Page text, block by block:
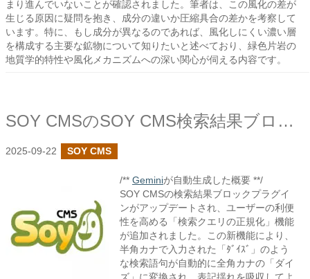
まり進んでいないことが確認されました。筆者は、この風化の差が
生じる原因に疑問を抱き、成分の違いか圧縮具合の差かを考察して
います。特に、もし成分が異なるのであれば、風化しにくい濃い層
を構成する主要な鉱物について知りたいと述べており、緑色片岩の
地質学的特性や風化メカニズムへの深い関心が伺える内容です。
SOY CMSのSOY CMS検索結果ブロックプラグインで検索クエリの正規化を追加しました
2025-09-22 SOY CMS
/** Geminiが自動生成した概要 **/
SOY CMSの検索結果ブロックプラグイ
ンがアップデートされ、ユーザーの利便
性を高める「検索クエリの正規化」機能
が追加されました。この新機能により、
半角カナで入力された「ﾀﾞｲｽﾞ」のよう
な検索語句が自動的に全角カナの「ダイ